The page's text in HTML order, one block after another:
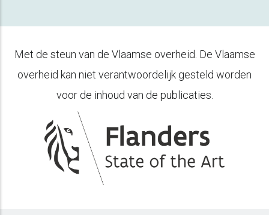
Met de steun van de Vlaamse overheid. De Vlaamse
overheid kan niet verantwoordelijk gesteld worden
voor de inhoud van de publicaties.